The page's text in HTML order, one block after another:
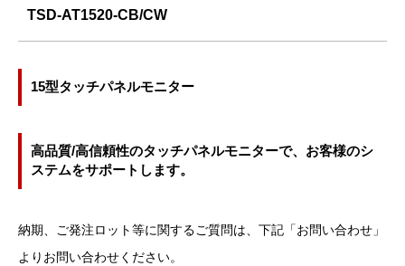
TSD-AT1520-CB/CW
15型タッチパネルモニター
高品質/高信頼性のタッチパネルモニターで、お客様のシ
ステムをサポートします。
納期、ご発注ロット等に関するご質問は、下記「お問い合わせ」
よりお問い合わせください。